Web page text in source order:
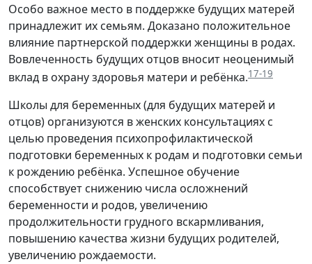
Особо важное место в поддержке будущих матерей
принадлежит их семьям. Доказано положительное
влияние партнерской поддержки женщины в родах.
Вовлеченность будущих отцов вносит неоценимый
вклад в охрану здоровья матери и ребёнка.17-19
Школы для беременных (для будущих матерей и
отцов) организуются в женских консультациях с
целью проведения психопрофилактической
подготовки беременных к родам и подготовки семьи
к рождению ребёнка. Успешное обучение
способствует снижению числа осложнений
беременности и родов, увеличению
продолжительности грудного вскармливания,
повышению качества жизни будущих родителей,
увеличению рождаемости.